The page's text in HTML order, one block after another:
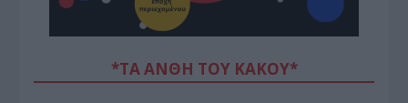
*ΤΑ ΆΝΘΗ ΤΟΥ ΚΑΚΟΎ*